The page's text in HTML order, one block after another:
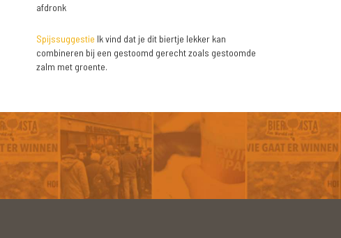
afdronk
Spijssuggestie Ik vind dat je dit biertje lekker kan
combineren bij een gestoomd gerecht zoals gestoomde
zalm met groente.